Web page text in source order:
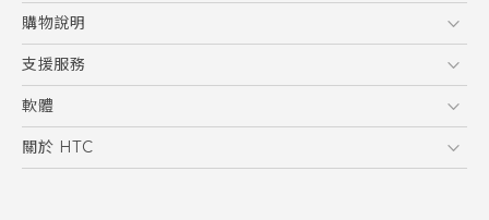
智慧型手機
配件
HTC Research
購物說明
購物須知
訂單管理
付款方式
支援服務
到府收送維修服務
服務中心資訊
客戶服務佈告欄
軟體
應用程式
關於 HTC